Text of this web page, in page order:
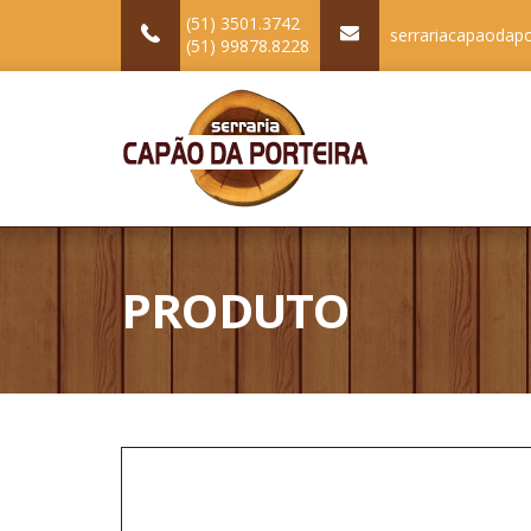
(51) 3501.3742
(51) 99878.8228
PRODUTO